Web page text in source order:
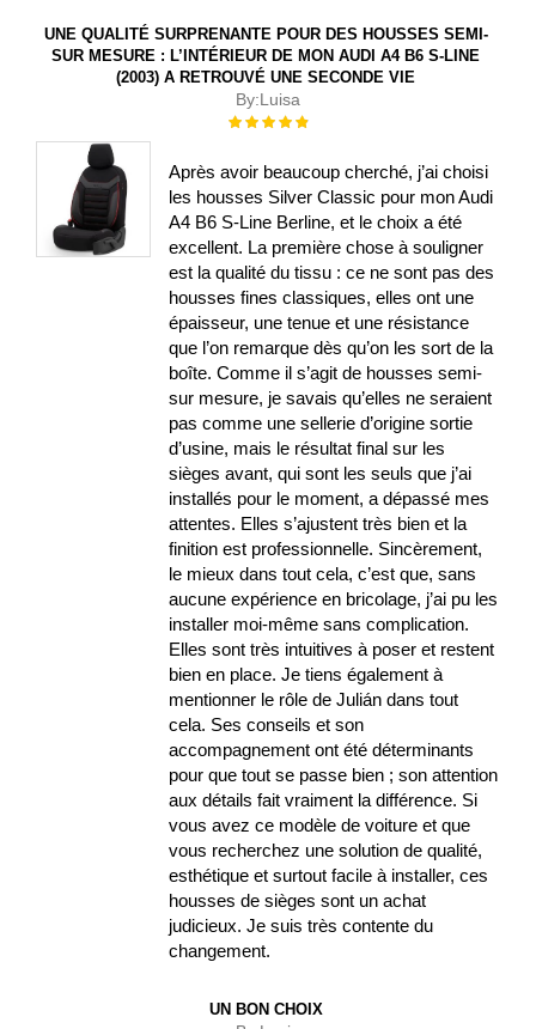
UNE QUALITÉ SURPRENANTE POUR DES HOUSSES SEMI-
SUR MESURE : L’INTÉRIEUR DE MON AUDI A4 B6 S-LINE
(2003) A RETROUVÉ UNE SECONDE VIE
By:Luisa
Évaluation :
Après avoir beaucoup cherché, j’ai choisi
les housses Silver Classic pour mon Audi
A4 B6 S-Line Berline, et le choix a été
excellent. La première chose à souligner
est la qualité du tissu : ce ne sont pas des
housses fines classiques, elles ont une
épaisseur, une tenue et une résistance
que l’on remarque dès qu’on les sort de la
boîte. Comme il s’agit de housses semi-
sur mesure, je savais qu’elles ne seraient
pas comme une sellerie d’origine sortie
d’usine, mais le résultat final sur les
sièges avant, qui sont les seuls que j’ai
installés pour le moment, a dépassé mes
attentes. Elles s’ajustent très bien et la
finition est professionnelle. Sincèrement,
le mieux dans tout cela, c’est que, sans
aucune expérience en bricolage, j’ai pu les
installer moi-même sans complication.
Elles sont très intuitives à poser et restent
bien en place. Je tiens également à
mentionner le rôle de Julián dans tout
cela. Ses conseils et son
accompagnement ont été déterminants
pour que tout se passe bien ; son attention
aux détails fait vraiment la différence. Si
vous avez ce modèle de voiture et que
vous recherchez une solution de qualité,
esthétique et surtout facile à installer, ces
housses de sièges sont un achat
judicieux. Je suis très contente du
changement.
UN BON CHOIX